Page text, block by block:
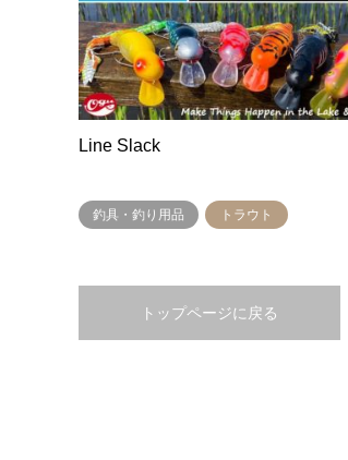
Line Slack
釣具・釣り用品 トラウト
トップページに戻る